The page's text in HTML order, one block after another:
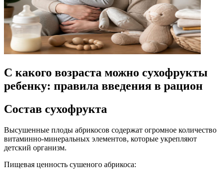
С какого возраста можно сухофрукты
ребенку: правила введения в рацион
Состав сухофрукта
Высушенные плоды абрикосов содержат огромное количество
витаминно-минеральных элементов, которые укрепляют
детский организм.
Пищевая ценность сушеного абрикоса: